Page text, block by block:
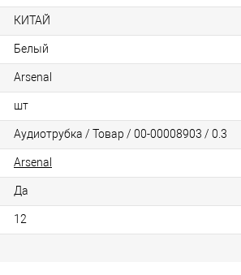
КИТАЙ
Белый
Arsenal
шт
Аудиотрубка / Товар / 00-00008903 / 0.3
Arsenal
Да
12